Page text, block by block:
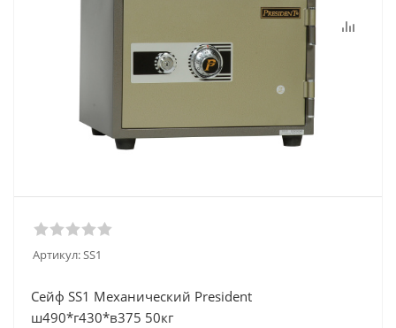
Артикул:SS1
Сейф SS1 Механический President
ш490*г430*в375 50кг